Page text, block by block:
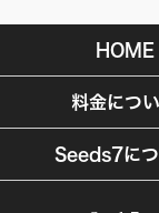
HOME
料金につ
Seeds7に